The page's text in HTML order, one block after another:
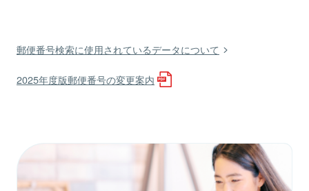
郵便番号検索に使用されているデータについて
2025年度版郵便番号の変更案内